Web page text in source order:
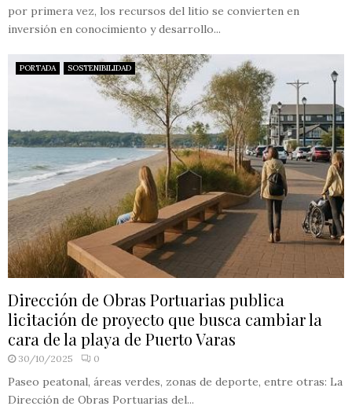
por primera vez, los recursos del litio se convierten en
inversión en conocimiento y desarrollo...
PORTADA SOSTENIBILIDAD
Dirección de Obras Portuarias publica
licitación de proyecto que busca cambiar la
cara de la playa de Puerto Varas
30/10/2025 0
Paseo peatonal, áreas verdes, zonas de deporte, entre otras: La
Dirección de Obras Portuarias del...